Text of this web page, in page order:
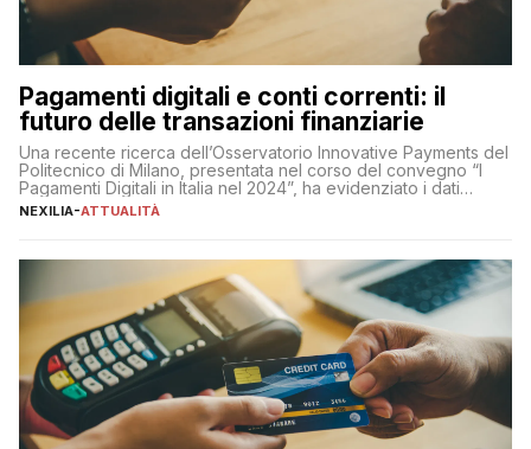
Pagamenti digitali e conti correnti: il
futuro delle transazioni finanziarie
Una recente ricerca dell’Osservatorio Innovative Payments del
Politecnico di Milano, presentata nel corso del convegno “I
Pagamenti Digitali in Italia nel 2024”, ha evidenziato i dati
definitivi del primo semestre 2024 relativamente alle
NEXILIA-ATTUALITÀ